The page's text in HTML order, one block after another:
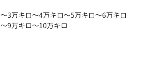
～3万キロ～4万キロ～5万キロ～6万キロ
～9万キロ～10万キロ